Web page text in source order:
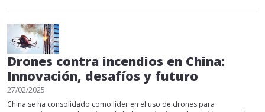
Drones contra incendios en China:
Innovación, desafíos y futuro
27/02/2025
China se ha consolidado como líder en el uso de drones para